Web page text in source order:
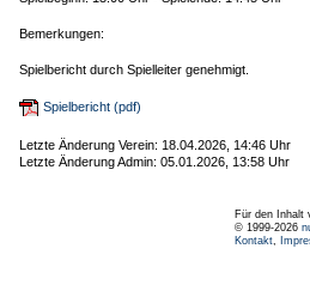
Bemerkungen:
Spielbericht durch Spielleiter genehmigt.
Spielbericht (pdf)
Letzte Änderung Verein: 18.04.2026, 14:46 Uhr
Letzte Änderung Admin: 05.01.2026, 13:58 Uhr
Für den Inhalt
© 1999-2026
Kontakt,